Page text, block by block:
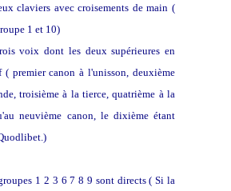
claviers avec croisements de main (
1 et 10)
voix dont les deux supérieures en
( premier canon à l'unisson, deuxième
troisième à la tierce, quatrième à la
neuvième canon, le dixième étant
1 2 3 6 7 8 9 sont directs ( Si la